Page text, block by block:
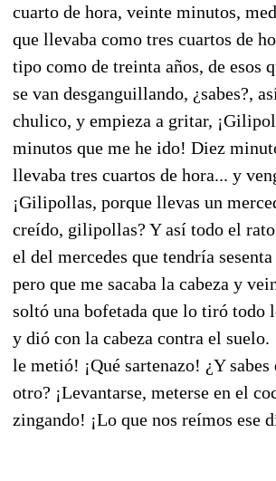
cuarto de hora, veinte minutos,
que llevaba como tres cuartos de
tipo como de treinta años, de esos
se van desganguillando, ¿sabes?,
chulico, y empieza a gritar,
minutos que me he ido! Diez
llevaba tres cuartos de hora... y
¡Gilipollas, porque llevas un
creído, gilipollas? Y así todo el rato
el del mercedes que tendría
pero que me sacaba la cabeza y
soltó una bofetada que lo tiró todo
y dió con la cabeza contra el suelo.
le metió! ¡Qué sartenazo! ¿Y sabes
otro? ¡Levantarse, meterse en el
zingando! ¡Lo que nos reímos ese